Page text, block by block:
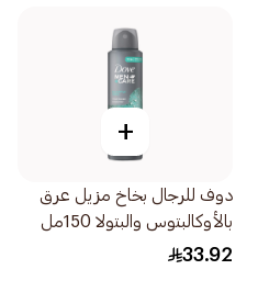
+
دوف للرجال بخاخ مزيل عرق
بالأوكالبتوس والبتولا 150مل
33.92